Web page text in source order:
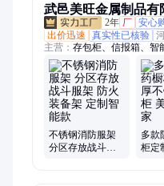
武邑美旺金属制品有
2年 厂 安心
出价迅速
真实性已核验
主营： 存包柜、信报箱、智
服架、智能存包柜、地图
充电柜、智能手机存放柜
不锈钢消防服架
分区存放战斗服
多款
柜定